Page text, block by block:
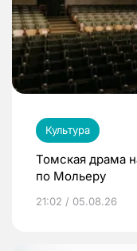
Культура
Томская драма
по Мольеру
21:02 / 05.08.26